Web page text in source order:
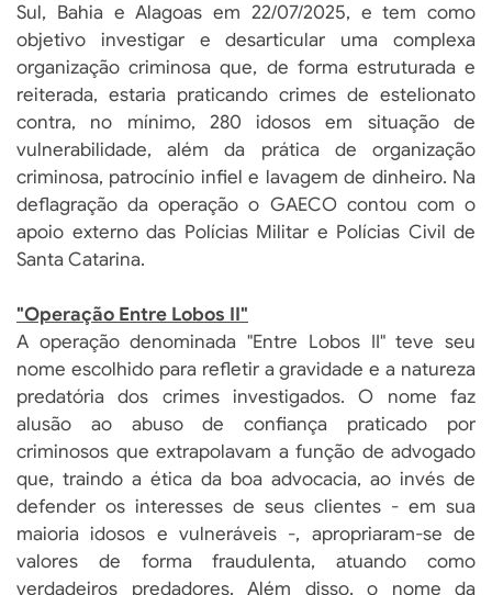
Sul, Bahia e Alagoas em 22/07/2025, e tem como
objetivo investigar e desarticular uma complexa
organização criminosa que, de forma estruturada e
reiterada, estaria praticando crimes de estelionato
contra, no mínimo, 280 idosos em situação de
vulnerabilidade, além da prática de organização
criminosa, patrocínio infiel e lavagem de dinheiro. Na
deflagração da operação o GAECO contou com o
apoio externo das Polícias Militar e Polícias Civil de
Santa Catarina.
"Operação Entre Lobos II"
A operação denominada "Entre Lobos II" teve seu
nome escolhido para refletir a gravidade e a natureza
predatória dos crimes investigados. O nome faz
alusão ao abuso de confiança praticado por
criminosos que extrapolavam a função de advogado
que, traindo a ética da boa advocacia, ao invés de
defender os interesses de seus clientes - em sua
maioria idosos e vulneráveis -, apropriaram-se de
valores de forma fraudulenta, atuando como
verdadeiros predadores. Além disso, o nome da